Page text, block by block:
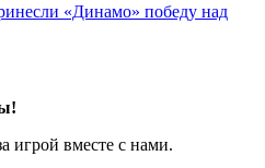
«Динамо» победу над
игрой вместе с нами.